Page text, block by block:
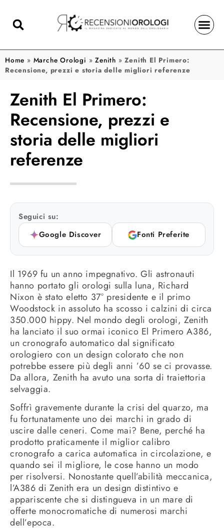
Home » Marche Orologi »Zenith »Zenith El Primero:
Recensione, prezzi e storia delle migliori referenze
Zenith El Primero:
Recensione, prezzi e
storia delle migliori
referenze
Seguici su:
Google Discover
Fonti Preferite
Il 1969 fu un anno impegnativo. Gli astronauti
hanno portato gli orologi sulla luna, Richard
Nixon è stato eletto 37° presidente e il primo
Woodstock in assoluto ha scosso i calzini di circa
350.000 hippy. Nel mondo degli orologi, Zenith
ha lanciato il suo ormai iconico El Primero A386,
un cronografo automatico dal significato
orologiero con un design colorato che non
potrebbe essere più degli anni ’60 se ci provasse.
Da allora, Zenith ha avuto una sorta di traiettoria
selvaggia.
Soffrì gravemente durante la crisi del quarzo, ma
fu fortunatamente uno dei marchi in grado di
uscire dalle ceneri. Come mai? Bene, perché ha
prodotto praticamente il miglior calibro
cronografo a carica automatica in circolazione, e
quando sei il migliore, le cose hanno un modo
per risolversi. Nonostante quell’abilità meccanica,
l’A386 di Zenith era un design distintivo e
appariscente che si distingueva in un mare di
offerte monocromatiche di numerosi marchi
dell’epoca.